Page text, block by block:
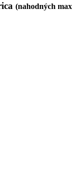
(nahodných max